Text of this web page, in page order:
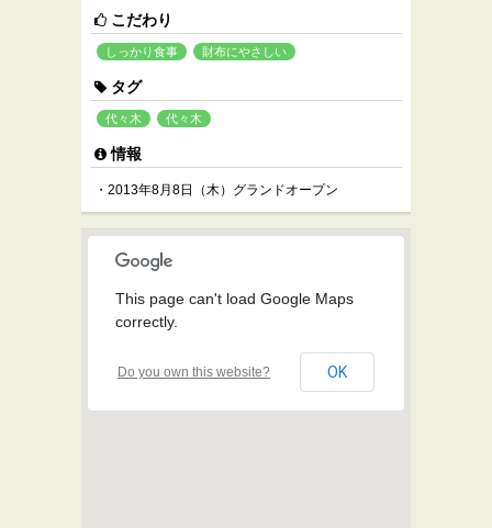
こだわり
しっかり食事 財布にやさしい
タグ
代々木 代々木
情報
・2013年8月8日（木）グランドオープン
This page can't load Google Maps
correctly.
Do you own this website? OK